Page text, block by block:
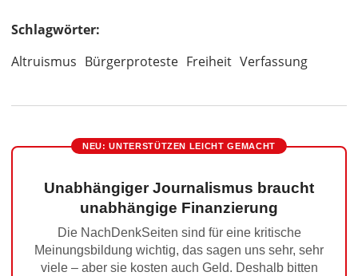
Schlagwörter:
Altruismus Bürgerproteste Freiheit Verfassung
NEU: UNTERSTÜTZEN LEICHT GEMACHT
Unabhängiger Journalismus braucht
unabhängige Finanzierung
Die NachDenkSeiten sind für eine kritische
Meinungsbildung wichtig, das sagen uns sehr, sehr
viele – aber sie kosten auch Geld. Deshalb bitten